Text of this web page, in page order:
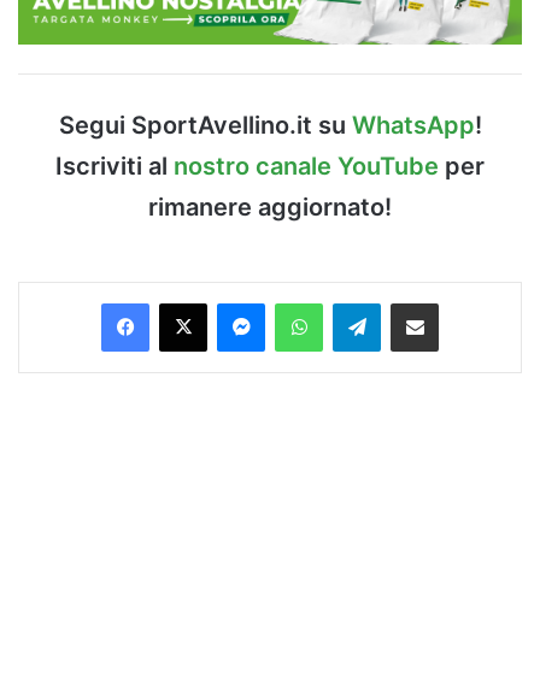
Segui SportAvellino.it su WhatsApp!
Iscriviti al nostro canale YouTube per
rimanere aggiornato!
Facebook
X MessengerWhatsAppTelegramCondividi via Email